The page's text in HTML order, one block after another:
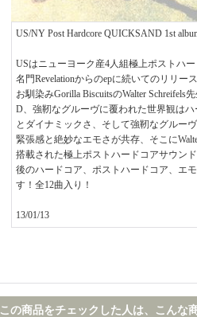
US/NY Post Hardcore QUICKSAND 1st
USはニューヨーク産4人組極上ポストハ
名門Revelationからのepに続いてのリリー
お馴染みGorilla BiscuitsのWalter
D、強靭なグルーヴに覆われた世界観は
とダイナミックさ、そして強靭なグルー
緊張感と絶妙なエモさが共存、そこに
搭載された極上ポストハードコアサウンド
後のハードコア、ポストハードコア、エ
す！全12曲入り！
13/01/13
この商品をチェックした人は、こんな